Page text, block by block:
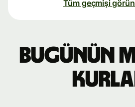
Tüm geçmişi
Bugünün